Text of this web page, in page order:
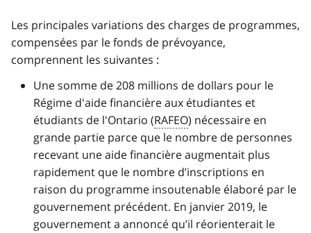
Les principales variations des charges de programmes,
compensées par le fonds de prévoyance,
comprennent les suivantes :
Une somme de 208 millions de dollars pour le
Régime d'aide financière aux étudiantes et
étudiants de l'Ontario (RAFEO) nécessaire en
grande partie parce que le nombre de personnes
recevant une aide financière augmentait plus
rapidement que le nombre d’inscriptions en
raison du programme insoutenable élaboré par le
gouvernement précédent. En janvier 2019, le
gouvernement a annoncé qu’il réorienterait le